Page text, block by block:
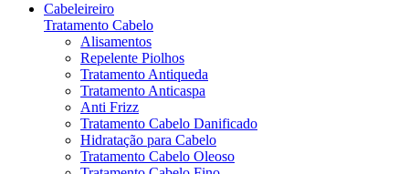
Cabeleireiro
Tratamento Cabelo
Alisamentos
Repelente Piolhos
Tratamento Antiqueda
Tratamento Anticaspa
Anti Frizz
Tratamento Cabelo Danificado
Hidratação para Cabelo
Tratamento Cabelo Oleoso